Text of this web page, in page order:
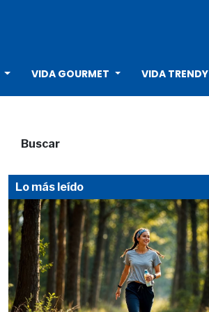
VIDA GOURMET VIDA TRENDY
Buscar
Lo más leído